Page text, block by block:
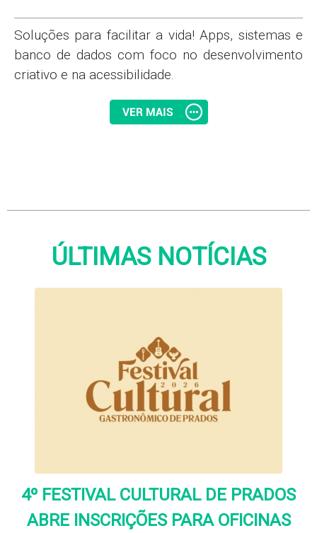
Soluções para facilitar a vida! Apps, sistemas e
banco de dados com foco no desenvolvimento
criativo e na acessibilidade.
ÚLTIMAS NOTÍCIAS
4º FESTIVAL CULTURAL DE PRADOS
ABRE INSCRIÇÕES PARA OFICINAS